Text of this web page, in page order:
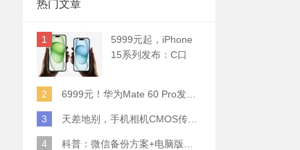
热门文章
1
5999元起，iPhone
15系列发布：C口
2
6999元！华为Mate 60 Pro发布：麒麟9000S+卫星通话 (附初步跑分)
3 天差地别，手机相机CMOS传感器实际面积对比
4 科普：微信备份方案+电脑版丢失数据恢复指南